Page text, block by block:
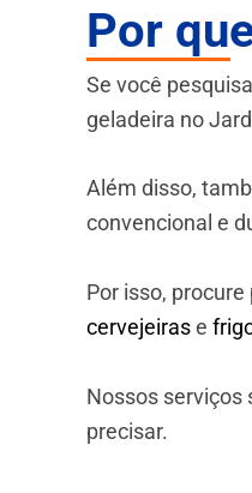
Por
Se você
geladeira no
Além disso,
convencional e
Por isso, procure
cervejeirase
Nossos serviços
precisar.